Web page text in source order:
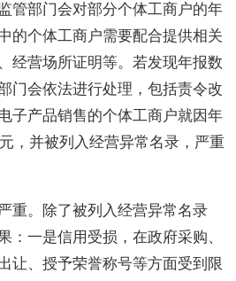
管部门会对部分个体工商户的年
的个体工商户需要配合提供相关
经营场所证明等。若发现年报数
门会依法进行处理，包括责令改
子产品销售的个体工商户就因年
，并被列入经营异常名录，严重
重。除了被列入经营异常名录
：一是信用受损，在政府采购、
让、授予荣誉称号等方面受到限